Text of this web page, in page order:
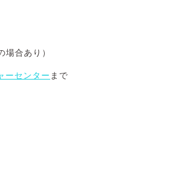
合あり）
ーセンター まで